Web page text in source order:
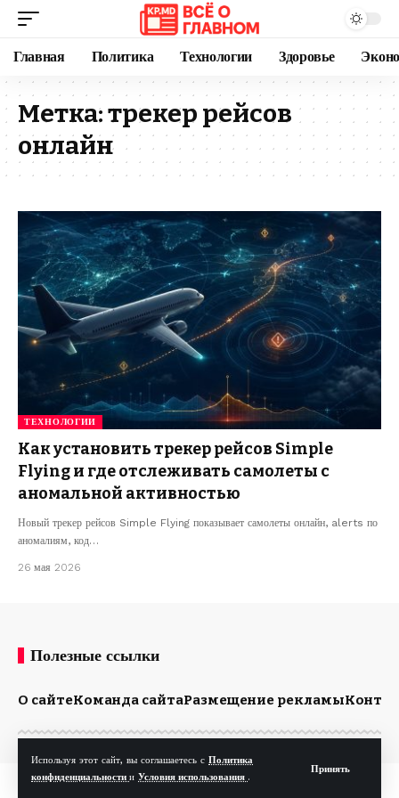
Используя этот сайт, вы соглашаетесь с Политика
конфиденциальности и Условия использования .
Принять
Главная Политика Технологии Здоровье
Метка:трекер рейсов
онлайн
ТЕХНОЛОГИИ
Как установить трекер рейсов Simple
Flying и где отслеживать самолеты с
аномальной активностью
Новый трекер рейсов Simple Flying показывает самолеты онлайн, alerts по
аномалиям, код…
26 мая 2026
Полезные ссылки
О сайтеКоманда сайтаРазмещение рекламы
© Kp.md. Все права защищены.